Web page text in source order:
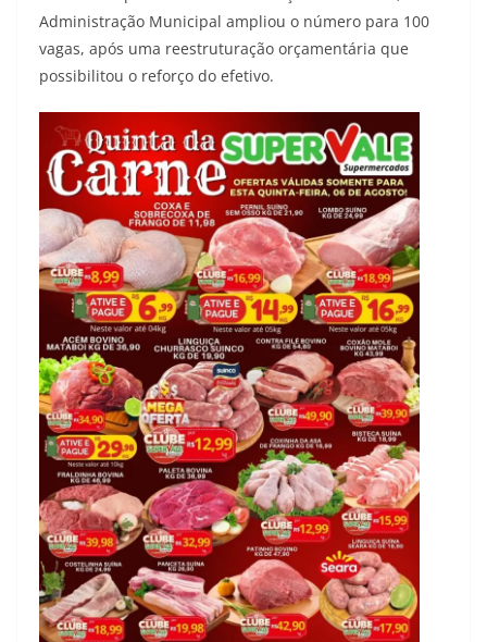
Administração Municipal ampliou o número para 100
vagas, após uma reestruturação orçamentária que
possibilitou o reforço do efetivo.